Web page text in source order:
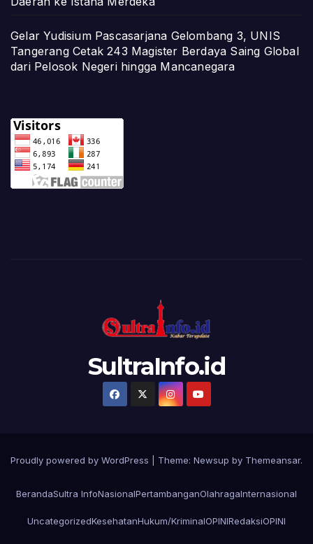
Gelar Yudisium Pascasarjana Gelombang 3, UNIS
Tangerang Cetak 243 Magister Berdaya Saing Global
dari Pelosok Negeri hingga Mancanegara
SultraInfo.id
Proudly powered by WordPress Theme: Newsup by Themeansar.
BerandaSultra InfoNasionalPertambanganOlahragaInternasional
UncategorizedKesehatanHukum/KriminalOPINIRedaksiOPINI